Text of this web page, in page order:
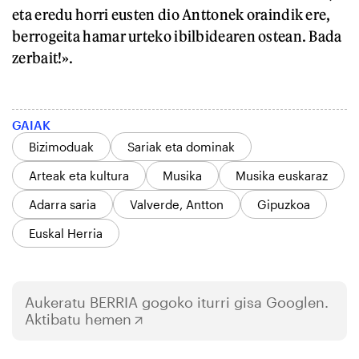
eta eredu horri eusten dio Anttonek oraindik ere,
berrogeita hamar urteko ibilbidearen ostean. Bada
zerbait!».
GAIAK
Bizimoduak
Sariak eta dominak
Arteak eta kultura
Musika
Musika euskaraz
Adarra saria
Valverde, Antton
Gipuzkoa
Euskal Herria
Aukeratu BERRIA gogoko iturri gisa Googlen.
Aktibatu hemen